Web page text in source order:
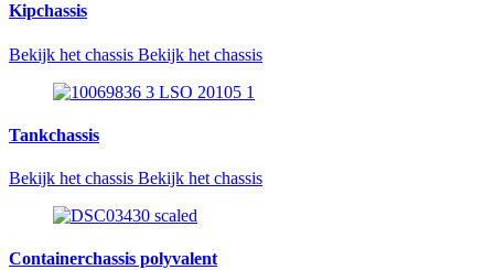
Kipchassis
Bekijk het chassis Bekijk het chassis
Tankchassis
Bekijk het chassis Bekijk het chassis
Containerchassis polyvalent